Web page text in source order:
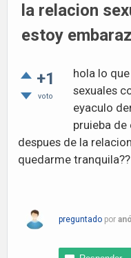
la relacion
estoy
+1
voto
hola lo
sexuales
eyaculo
pruieba de
despues de la
quedarme
preguntado por